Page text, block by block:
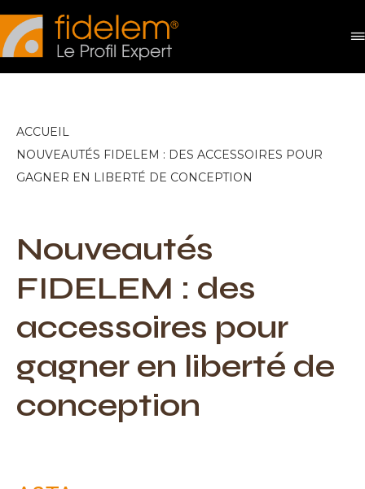
Panneau de gestion des cookies
ACCUEIL
NOUVEAUTÉS FIDELEM : DES ACCESSOIRES POUR
GAGNER EN LIBERTÉ DE CONCEPTION
Nouveautés
FIDELEM : des
accessoires pour
gagner en liberté de
conception